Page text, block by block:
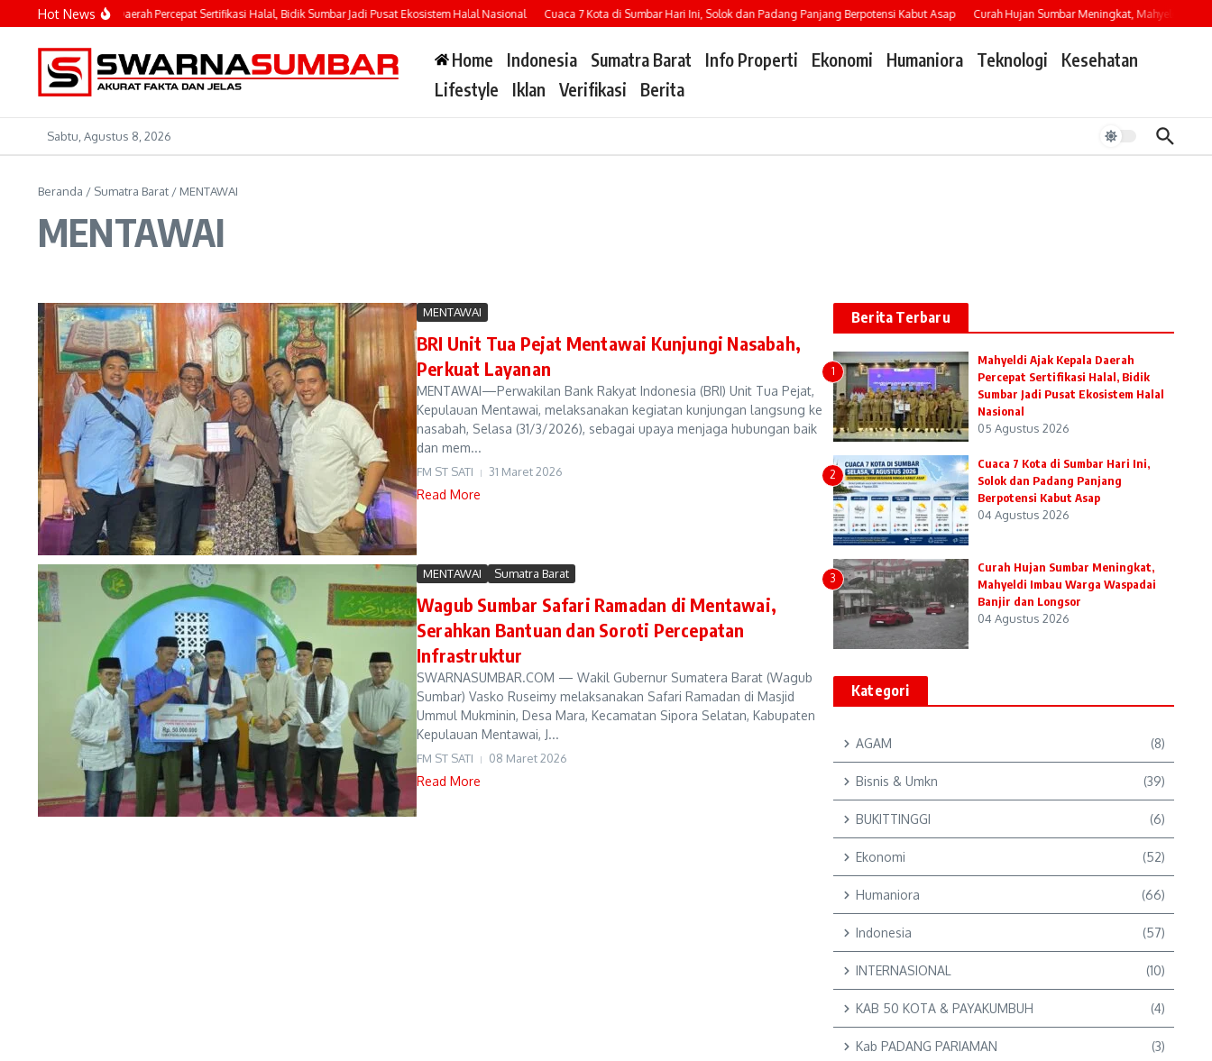
Lewati ke konten
Hot News
Ajak Kepala Daerah Percepat Sertifikasi Halal, Bidik Sumbar Jadi Pusat Ekosistem Halal Nasional Cuaca 7 Kota di Sumbar Hari Ini, Solok dan Padang Panjang Berpotensi Kabut Asap Curah Hujan Sumbar Meningkat, Mahyeldi Imbau
Home Indonesia Sumatra Barat Info Properti Ekonomi Humaniora Teknologi
Kesehatan
Lifestyle
Iklan Verifikasi Berita
Sabtu, Agustus 8, 2026
Beranda / Sumatra Barat / MENTAWAI
MENTAWAI
MENTAWAI
BRI Unit Tua Pejat Mentawai Kunjungi Nasabah,
Perkuat Layanan
MENTAWAI—Perwakilan Bank Rakyat Indonesia (BRI) Unit Tua Pejat,
Kepulauan Mentawai, melaksanakan kegiatan kunjungan langsung ke
nasabah, Selasa (31/3/2026), sebagai upaya menjaga hubungan baik
dan mem...
FM ST SATI 31 Maret 2026
Read More
MENTAWAI Sumatra Barat
Wagub Sumbar Safari Ramadan di Mentawai,
Serahkan Bantuan dan Soroti Percepatan
Infrastruktur
SWARNASUMBAR.COM — Wakil Gubernur Sumatera Barat (Wagub
Sumbar) Vasko Ruseimy melaksanakan Safari Ramadan di Masjid
Ummul Mukminin, Desa Mara, Kecamatan Sipora Selatan, Kabupaten
Kepulauan Mentawai, J...
FM ST SATI 08 Maret 2026
Read More
Berita Terbaru
1
Mahyeldi Ajak Kepala Daerah
Percepat Sertifikasi Halal, Bidik
Sumbar Jadi Pusat Ekosistem Halal
Nasional
05 Agustus 2026
2
Cuaca 7 Kota di Sumbar Hari Ini,
Solok dan Padang Panjang
Berpotensi Kabut Asap
04 Agustus 2026
3
Curah Hujan Sumbar Meningkat,
Mahyeldi Imbau Warga Waspadai
Banjir dan Longsor
04 Agustus 2026
Kategori
AGAM (8)
Bisnis & Umkn (39)
BUKITTINGGI (6)
Ekonomi (52)
Humaniora (66)
Indonesia (57)
INTERNASIONAL (10)
KAB 50 KOTA & PAYAKUMBUH (4)
Kab PADANG PARIAMAN (3)